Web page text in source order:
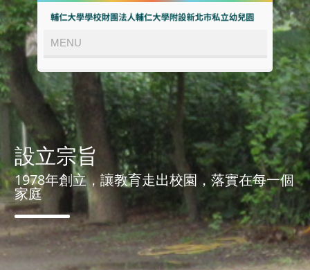
設立宗旨
1978年創立，讓教育走出校園，落實在每一個
家庭